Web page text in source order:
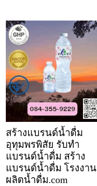
สร้างแบรนด์น้ำดื่ม
อุทุมพรพิสัย รับทำ
แบรนด์น้ำดื่ม สร้าง
แบรนด์น้ำดื่ม โรงงาน
ผลิตน้ำดื่ม.com